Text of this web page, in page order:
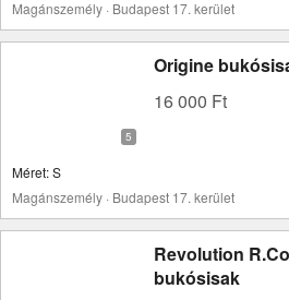
Magánszemély · Budapest 17. kerület
Origine
16 000 Ft
Méret: S
Magánszemély · Budapest 17. kerület
Revolution
bukósisak